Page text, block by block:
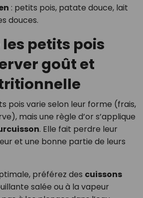
: petits pois, patate douce, lait
douces.
petits pois
goût et
pois varie selon leur forme (frais,
mais une règle d’or s’applique
. Elle fait perdre leur
et une bonne partie de leurs
préférez des cuissons
salée ou à la vapeur